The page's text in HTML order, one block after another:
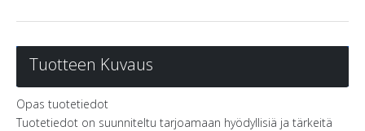
Tuotteen Kuvaus
Opas tuotetiedot
Tuotetiedot on suunniteltu tarjoamaan hyödyllisiä ja tärkeitä